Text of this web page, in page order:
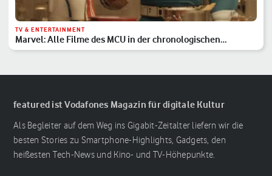
TV & ENTERTAINMENT
Marvel: Alle Filme des MCU in der chronologischen
Reihenfolge
featured ist Vodafones Magazin für digitale Kultur
Als Begleiter auf dem Weg ins Gigabit-Zeitalter liefern wir die
besten Stories zu Smartphone-Highlights, Gadgets, den
heißesten Tech-News und Kino- und TV-Höhepunkte.